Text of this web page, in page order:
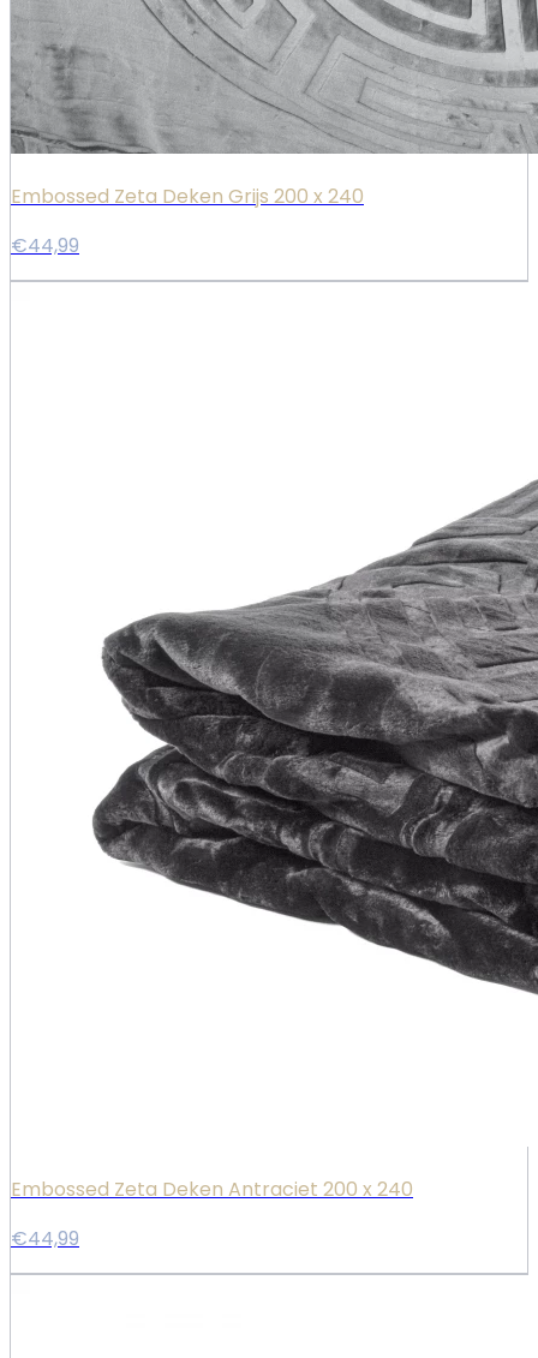
Embossed Zeta Deken Grijs 200 x 240
€44,99
Embossed Zeta Deken Antraciet 200 x 240
€44,99